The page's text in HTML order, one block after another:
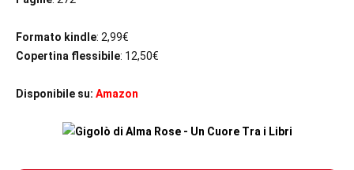
Formato kindle: 2,99€
Copertina flessibile: 12,50€
Disponibile su: Amazon